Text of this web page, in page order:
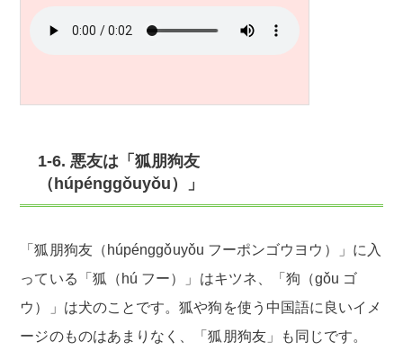
1-6. 悪友は「狐朋狗友
（húpénggǒuyǒu）」
「狐朋狗友（húpénggǒuyǒu フーポンゴウヨウ）」に入
っている「狐（hú フー）」はキツネ、「狗（gǒu ゴ
ウ）」は犬のことです。狐や狗を使う中国語に良いイメ
ージのものはあまりなく、「狐朋狗友」も同じです。